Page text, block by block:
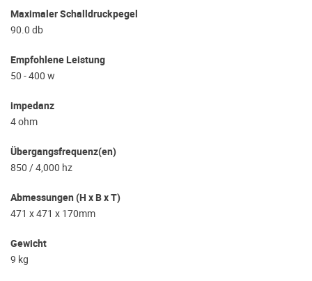
Maximaler Schalldruckpegel
90.0 db
Empfohlene Leistung
50 - 400 w
impedanz
4 ohm
Übergangsfrequenz(en)
850 / 4,000 hz
Abmessungen (H x B x T)
471 x 471 x 170mm
Gewicht
9 kg